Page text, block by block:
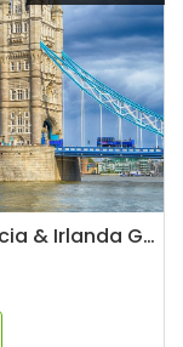
As Maravilhas da Inglaterra, Escocia & Irlanda GUIA PORTUGUÊS - 2026